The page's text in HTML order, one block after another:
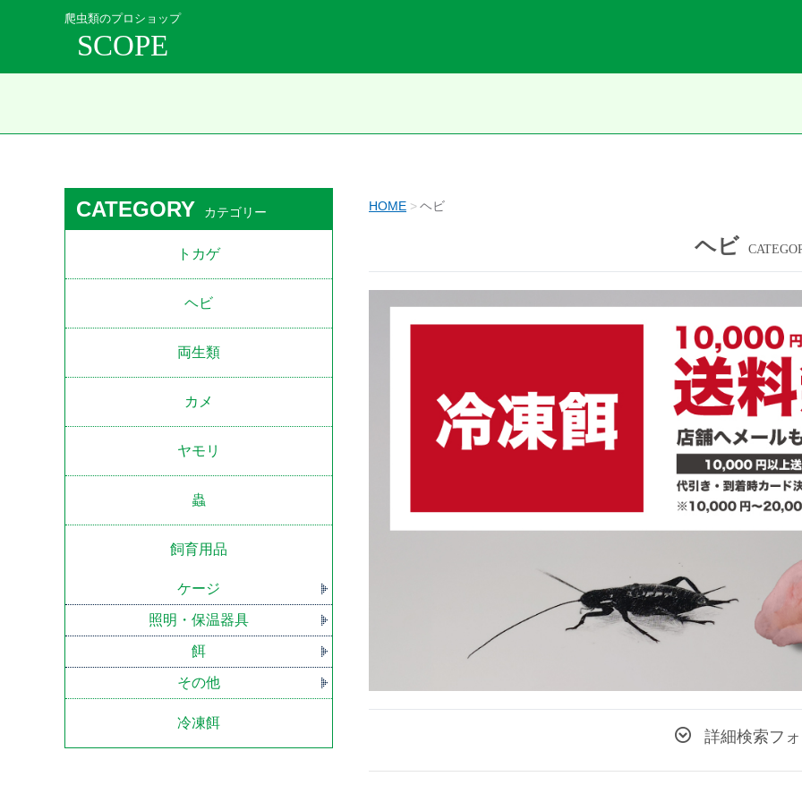
爬虫類のプロショップ
SCOPE
HOME ヘビ
ヘビ
詳細検索フ
CATEGORY カテゴリー
トカゲ
ヘビ
両生類
カメ
ヤモリ
蟲
飼育用品
ケージ
照明・保温器具
餌
その他
冷凍餌